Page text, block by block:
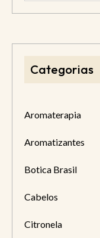
Categorias
Aromaterapia
Aromatizantes
Botica Brasil
Cabelos
Citronela